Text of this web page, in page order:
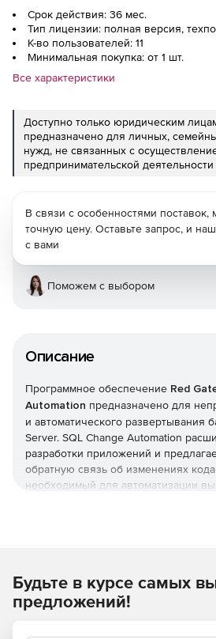
Срок действия: 36 мес.
Тип лицензии: полная версия,
К-во пользователей: 11
Минимальная покупка: от 1 шт.
Все характеристики
Доступно только юридическим
предназначено для личных,
нужд, не связанных с
предпринимательской деятельности
Описание
Программное обеспечение Red
Automation предназначено для
и автоматического развертывания
Server. SQL Change Automation
разработки приложений и
обратную связь об изменениях
необходимый для автоматизации
БД, создавая, тестируя и
Быстрый и надежный способ
В связи с особенностями
точную цену. Оставьте запрос, и
с вами
Поможем с выбором
Будьте в курсе самых
предложений!